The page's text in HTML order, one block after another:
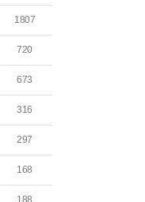
1807
720
673
316
297
168
188